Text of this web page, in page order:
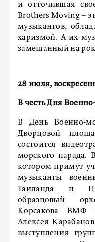
и отточившая
Brothers Moving –
музыкантов,
харизмой. А их
замешанный на
28 июля,
В честь Дня
В День Военно-
Дворцовой
состоится
морского парада.
котором примут
музыканты
Таиланда и
образцовый
Корсакова ВМФ
Алексея
выступления